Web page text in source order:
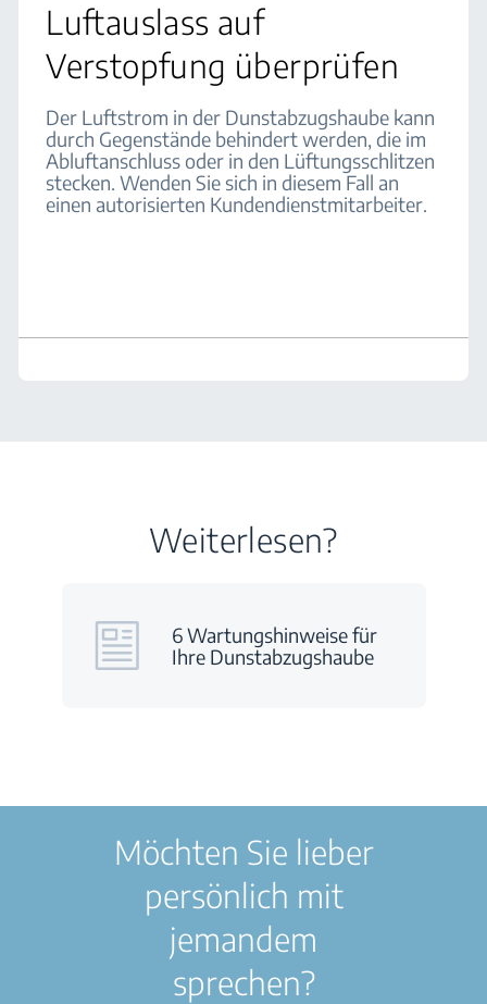
Luftauslass auf
Verstopfung überprüfen
Der Luftstrom in der Dunstabzugshaube kann
durch Gegenstände behindert werden, die im
Abluftanschluss oder in den Lüftungsschlitzen
stecken. Wenden Sie sich in diesem Fall an
einen autorisierten Kundendienstmitarbeiter.
Weiterlesen?
6 Wartungshinweise für
Ihre Dunstabzugshaube
Möchten Sie lieber
persönlich mit
jemandem
sprechen?